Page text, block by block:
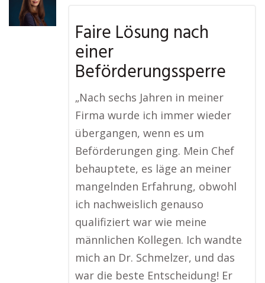
Faire Lösung nach
einer
Beförderungssperre
„Nach sechs Jahren in meiner
Firma wurde ich immer wieder
übergangen, wenn es um
Beförderungen ging. Mein Chef
behauptete, es läge an meiner
mangelnden Erfahrung, obwohl
ich nachweislich genauso
qualifiziert war wie meine
männlichen Kollegen. Ich wandte
mich an Dr. Schmelzer, und das
war die beste Entscheidung! Er